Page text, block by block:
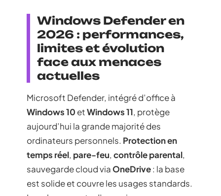
Windows Defender en
2026 : performances,
limites et évolution
face aux menaces
actuelles
Microsoft Defender, intégré d’office à
Windows 10 etWindows 11, protège
aujourd’hui la grande majorité des
ordinateurs personnels. Protection en
temps réel, pare-feu, contrôle parental,
sauvegarde cloud viaOneDrive: la base
est solide et couvre les usages standards.